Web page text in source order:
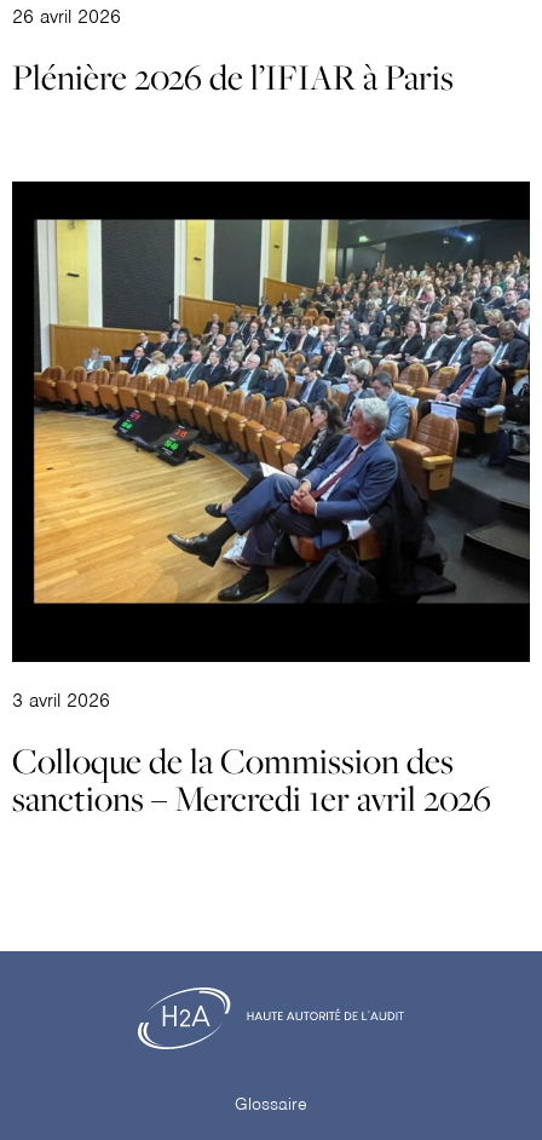
26 avril 2026
Plénière 2026 de l’IFIAR à Paris
3 avril 2026
Colloque de la Commission des
sanctions – Mercredi 1er avril 2026
Glossaire